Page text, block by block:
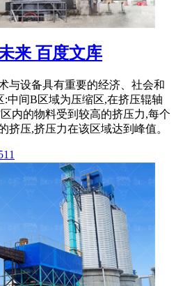
来 百度文库
与设备具有重要的经济、社会和
:中间B区域为压缩区,在挤压辊轴
内的物料受到较高的挤压力,每个
挤压,挤压力在该区域达到峰值。